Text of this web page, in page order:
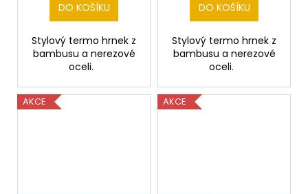
DO KOŠÍKU
Stylový termo hrnek z
bambusu a nerezové
oceli.
DO KOŠÍKU
Stylový termo hrnek z
bambusu a nerezové
oceli.
AKCE AKCE